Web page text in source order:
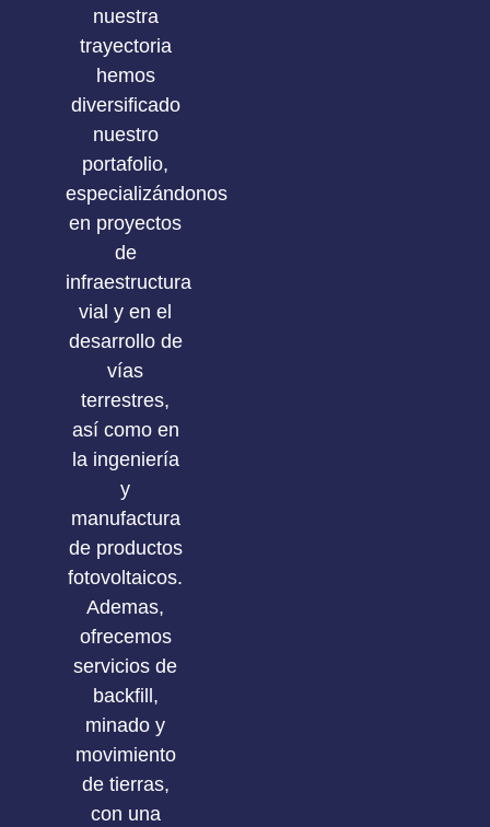
nuestra
trayectoria
hemos
diversificado
nuestro
portafolio,
especializándonos
en proyectos
de
infraestructura
vial y en el
desarrollo de
vías
terrestres,
así como en
la ingeniería
y
manufactura
de productos
fotovoltaicos.
Ademas,
ofrecemos
servicios de
backfill,
minado y
movimiento
de tierras,
con una